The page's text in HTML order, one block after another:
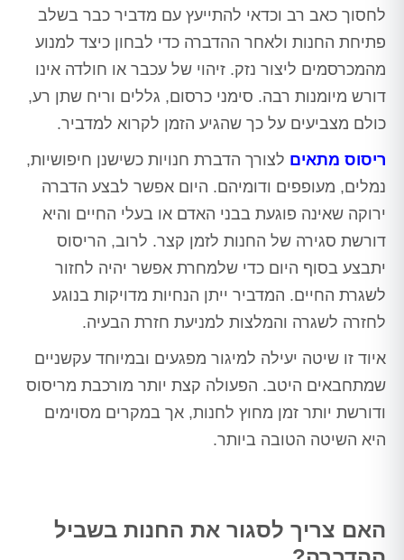
לחסוך כאב רב וכדאי להתייעץ עם מדביר כבר בשלב
פתיחת החנות ולאחר ההדברה כדי לבחון כיצד למנוע
מהמכרסמים ליצור נזק. זיהוי של עכבר או חולדה אינו
דורש מיומנות רבה. סימני כרסום, גללים וריח שתן רע,
כולם מצביעים על כך שהגיע הזמן לקרוא למדביר.
ריסוס מתאים לצורך הדברת חנויות כשישנן חיפושיות,
נמלים, מעופפים ודומיהם. היום אפשר לבצע הדברה
ירוקה שאינה פוגעת בבני האדם או בעלי החיים והיא
דורשת סגירה של החנות לזמן קצר. לרוב, הריסוס
יתבצע בסוף היום כדי שלמחרת אפשר יהיה לחזור
לשגרת החיים. המדביר ייתן הנחיות מדויקות בנוגע
לחזרה לשגרה והמלצות למניעת חזרת הבעיה.
איוד זו שיטה יעילה למיגור מפגעים ובמיוחד עקשניים
שמתחבאים היטב. הפעולה קצת יותר מורכבת מריסוס
ודורשת יותר זמן מחוץ לחנות, אך במקרים מסוימים
היא השיטה הטובה ביותר.
האם צריך לסגור את החנות בשביל